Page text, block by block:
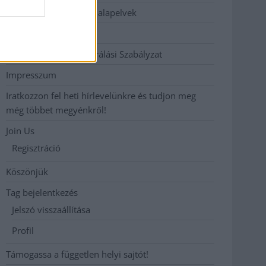
Etikai és függetlenségi alapelvek
Hozzászólási és Moderálási Szabályzat
Impresszum
Iratkozzon fel heti hírlevelünkre és tudjon meg
még többet megyénkről!
Join Us
Regisztráció
Köszönjük
Tag bejelentkezés
Jelszó visszaállítása
Profil
Támogassa a független helyi sajtót!